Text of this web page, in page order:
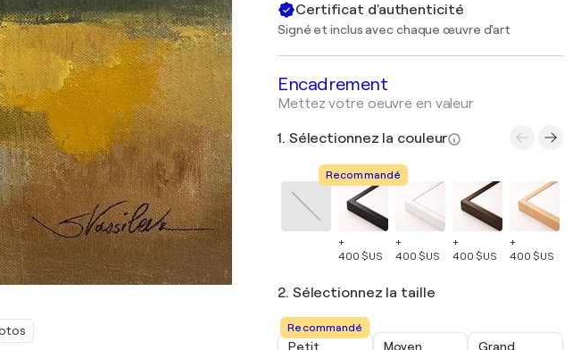
Certificat d'authenticité
Signé et inclus avec chaque œuvre d'art
Encadrement
Mettez votre oeuvre en valeur
1. Sélectionnez la couleur
Recommandé
+
400 $US
+
400 $US
+
400 $US
+
400 $US
2. Sélectionnez la taille
Recommandé
Petit
Moyen
Grand